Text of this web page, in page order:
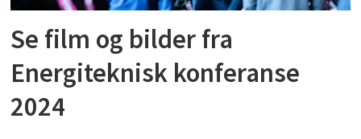
Se film og bilder fra
Energiteknisk konferanse
2024